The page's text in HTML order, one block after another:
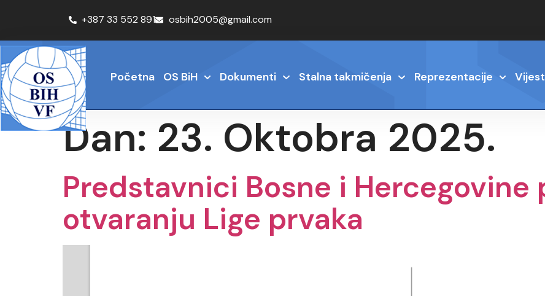
+387 33 552 891 osbih2005@gmail.com
Početna OS BiH Dokumenti Stalna takmičenja Reprezentacije
Dan: 23. Oktobra 2025.
Predstavnici Bosne i Hercegovine
otvaranju Lige prvaka